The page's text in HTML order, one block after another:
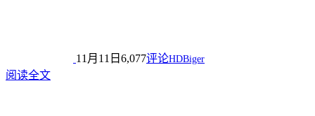
11月11日 6,077评论HDBiger
阅读全文